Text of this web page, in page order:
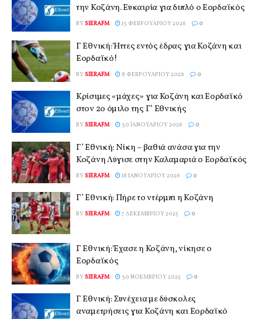
την Κοζάνη. Ευκαιρία για διπλό ο Εορδαϊκός
BY SIERAFM 13 ΦΕΒΡΟΥΑΡΊΟΥ 2026 0
Γ Εθνική: Ήττες εντός έδρας για Κοζάνη και
Εορδαϊκό!
BY SIERAFM 8 ΦΕΒΡΟΥΑΡΊΟΥ 2026 0
Κρίσιμες «μάχες» για Κοζάνη και Εορδαϊκό
στον 2ο όμιλο της Γ’ Εθνικής
BY SIERAFM 30 ΙΑΝΟΥΑΡΊΟΥ 2026 0
Γ’ Εθνική: Νίκη – βαθιά ανάσα για την
Κοζάνη Λύγισε στην Καλαμαριά ο Εορδαϊκός
BY SIERAFM 18 ΙΑΝΟΥΑΡΊΟΥ 2026 0
Γ’ Εθνική: Πήρε το ντέρμπι η Κοζάνη
BY SIERAFM 7 ΔΕΚΕΜΒΡΊΟΥ 2025 0
Γ Εθνική: Έχασε η Κοζάνη, νίκησε ο
Εορδαϊκός
BY SIERAFM 30 ΝΟΕΜΒΡΊΟΥ 2025 0
Γ Εθνική: Συνέχεια με δύσκολες
αναμετρήσεις για Κοζάνη και Εορδαϊκό